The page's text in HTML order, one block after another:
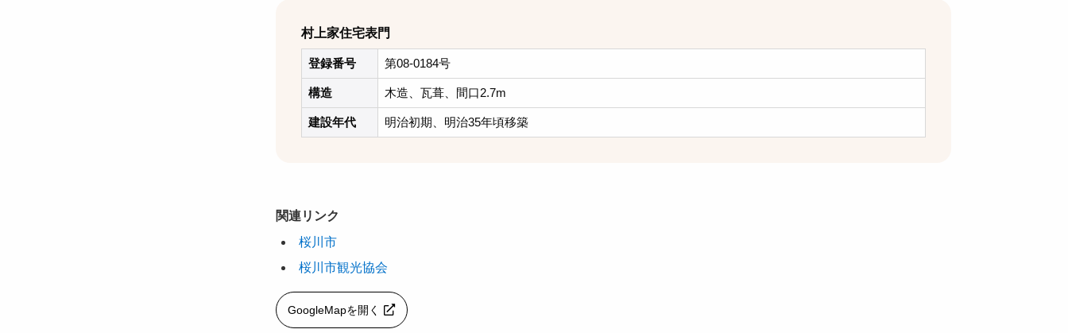
村上家住宅表門
登録番号 第08-0184号
構造 木造、瓦葺、間口2.7m
建設年代 明治初期、明治35年頃移築
関連リンク
桜川市
桜川市観光協会
GoogleMapを開く